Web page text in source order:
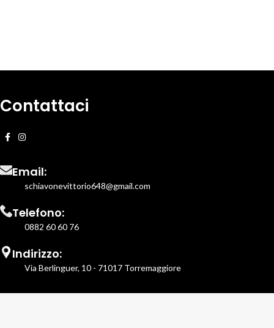
Contattaci
Email:
schiavonevittorio648@gmail.com
Telefono:
0882 60 60 76
Indirizzo:
Via Berlinguer, 10 - 71017 Torremaggiore